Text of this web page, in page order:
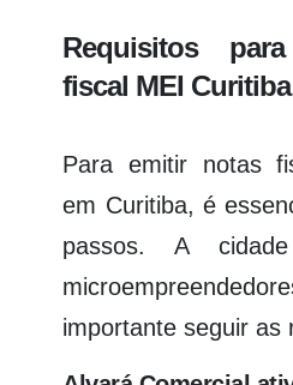
Requisitos
fiscal MEI Curitiba
Para emitir notas
em Curitiba, é
passos. A
importante seguir as